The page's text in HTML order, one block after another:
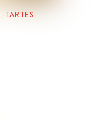
, TARTES